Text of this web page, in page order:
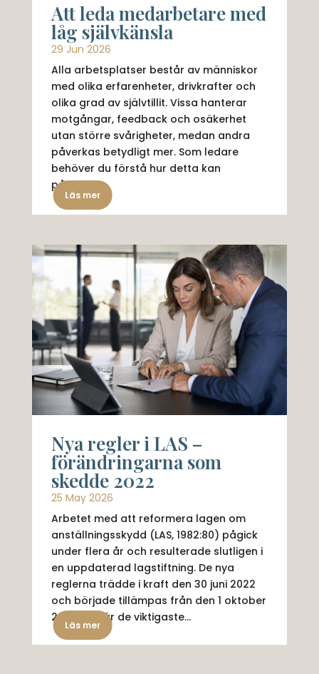
Att leda medarbetare med
låg självkänsla
29 Jun 2026
Alla arbetsplatser består av människor
med olika erfarenheter, drivkrafter och
olika grad av självtillit. Vissa hanterar
motgångar, feedback och osäkerhet
utan större svårigheter, medan andra
påverkas betydligt mer. Som ledare
behöver du förstå hur detta kan
påverka...
Läs mer
Nya regler i LAS –
förändringarna som
skedde 2022
25 May 2026
Arbetet med att reformera lagen om
anställningsskydd (LAS, 1982:80) pågick
under flera år och resulterade slutligen i
en uppdaterad lagstiftning. De nya
reglerna trädde i kraft den 30 juni 2022
och började tillämpas från den 1 oktober
2022. Här är de viktigaste...
Läs mer